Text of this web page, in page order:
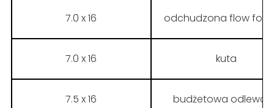
7.0 x 16 odchudzona flow
7.0 x 16 kuta
7.5 x 16 budżetowa